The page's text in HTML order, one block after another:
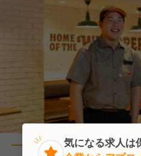
気になる求人は